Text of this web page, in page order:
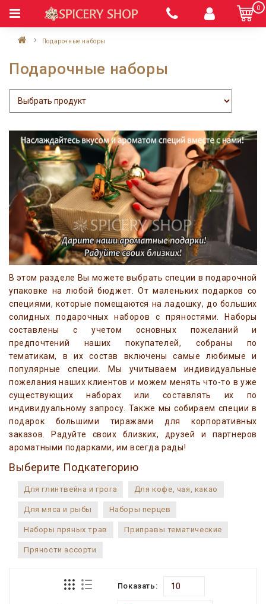
0
Подарочные наборы
Подарочные наборы
В этом разделе Вы можете выбрать специи в подарочной
упаковке на любой бюджет. От маленьких подарков со
специями, которые помещаются на ладошку, до больших
солидных подарочных наборов с пряностями. Наборы
составлены с учетом основных пожеланий и
предпочтений наших покупателей, собраны по
тематикам, в их состав включены самые любимые и
популярные специи. Мы учитываем индивидуальные
пожелания наших клиентов и можем менять что-то в уже
существующих наборах или составлять их по
индивидуальному запросу. Также мы собираем специи в
подарок большими тиражами для корпоративных
заказов. Радуйте своих близких, друзей и партнеров
ароматными подарками, им всегда рады!
Выберите Подкатегорию
Для глинтвейна и грога Для кофе, чая, какао
Для мяса и рыбы Наборы перцев
Наборы пряных трав Приправы тематические
Пряности ассорти
Показать: